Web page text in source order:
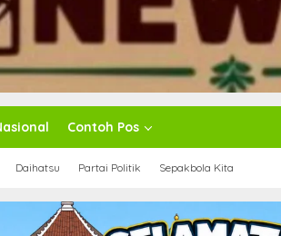
Contoh Pos
Daihatsu Partai Politik Sepakbola Kita